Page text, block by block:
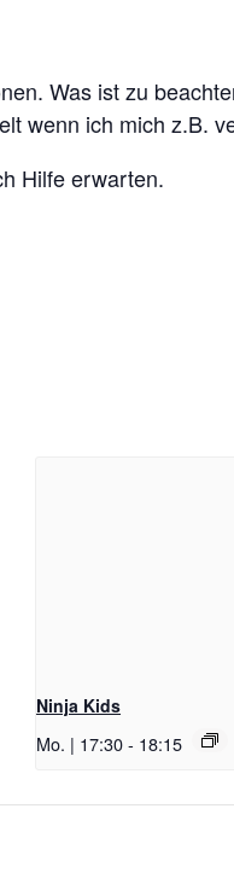
Was ist zu
wenn ich mich z.B.
Hilfe erwarten.
Ninja Kids
Mo. | 17:30- 18:15